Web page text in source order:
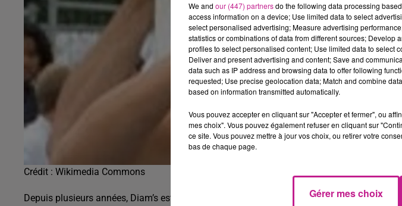
Crédit : Wikimedia Commons
Depuis plusieurs années, Diam’s est retournée dans l’anonymat après avoir connu une
We and our (447) partnersdo the following data processing
access information on a device; Use limited data to select
select personalised advertising; Measure advertising
statistics or combinations of data from different sources;
profiles to select personalised content; Use limited data to select
Deliver and present advertising and content; Save and
data such as IP address and browsing data to offer following
requested; Use precise geolocation data; Match and combine
based on information transmitted automatically.
Vous pouvez accepter en cliquant sur "Accepter et fermer", ou
mes choix". Vous pouvez également refuser en cliquant sur
ce site. Vous pouvez mettre à jour vos choix, ou retirer votre
bas de chaque page.
Gérer mes choix